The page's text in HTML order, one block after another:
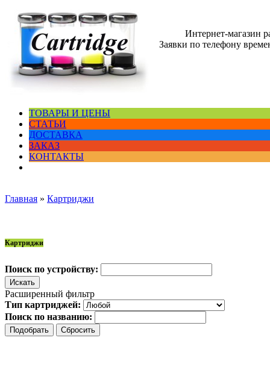
Интернет-магазин
Заявки по телефону
ТОВАРЫ И ЦЕНЫ
СТАТЬИ
ДОСТАВКА
ЗАКАЗ
КОНТАКТЫ
Главная » Картриджи
Картриджи
Поиск по устройству:
Расширенный фильтр
Тип картриджей:
Поиск по названию: